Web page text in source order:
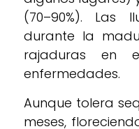
(70–90%). Las
durante la
rajaduras en
enfermedades.
Aunque tolera
meses,